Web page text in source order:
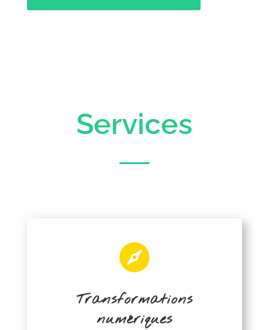
Services

Transformations
numériques